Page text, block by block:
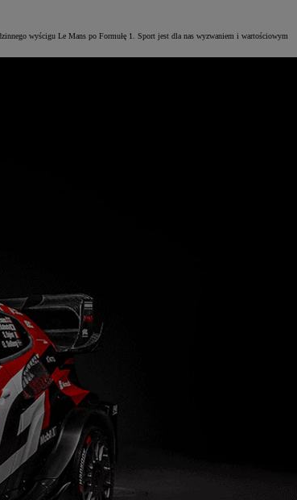
wyścigu Le Mans po Formułę 1. Sport jest dla nas wyzwaniem i wartościowym